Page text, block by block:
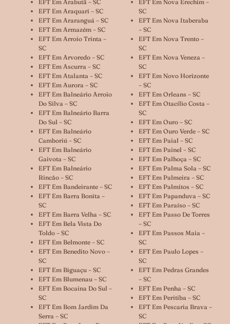
EFT Em Arabutã – SC
EFT Em Araquari – SC
EFT Em Araranguá – SC
EFT Em Armazém – SC
EFT Em Arroio Trinta –
SC
EFT Em Arvoredo – SC
EFT Em Ascurra – SC
EFT Em Atalanta – SC
EFT Em Aurora – SC
EFT Em Balneário Arroio
Do Silva – SC
EFT Em Balneário Barra
Do Sul – SC
EFT Em Balneário
Camboriú – SC
EFT Em Balneário
Gaivota – SC
EFT Em Balneário
Rincão – SC
EFT Em Bandeirante – SC
EFT Em Barra Bonita –
SC
EFT Em Barra Velha – SC
EFT Em Bela Vista Do
Toldo – SC
EFT Em Belmonte – SC
EFT Em Benedito Novo –
SC
EFT Em Biguaçu – SC
EFT Em Blumenau – SC
EFT Em Bocaina Do Sul –
SC
EFT Em Bom Jardim Da
Serra – SC
EFT Em Nova Erechim –
SC
EFT Em Nova Itaberaba
– SC
EFT Em Nova Trento –
SC
EFT Em Nova Veneza –
SC
EFT Em Novo Horizonte
– SC
EFT Em Orleans – SC
EFT Em Otacílio Costa –
SC
EFT Em Ouro – SC
EFT Em Ouro Verde – SC
EFT Em Paial – SC
EFT Em Painel – SC
EFT Em Palhoça – SC
EFT Em Palma Sola – SC
EFT Em Palmeira – SC
EFT Em Palmitos – SC
EFT Em Papanduva – SC
EFT Em Paraíso – SC
EFT Em Passo De Torres
– SC
EFT Em Passos Maia –
SC
EFT Em Paulo Lopes –
SC
EFT Em Pedras Grandes
– SC
EFT Em Penha – SC
EFT Em Peritiba – SC
EFT Em Pescaria Brava –
SC